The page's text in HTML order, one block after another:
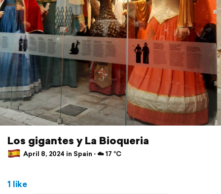
Los gigantes y La Bioqueria
April 8, 2024 in Spain ⋅ ☁️ 17 °C
1 like